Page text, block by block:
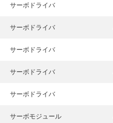
サーボドライバ
サーボドライバ
サーボドライバ
サーボドライバ
サーボドライバ
サーボモジュール